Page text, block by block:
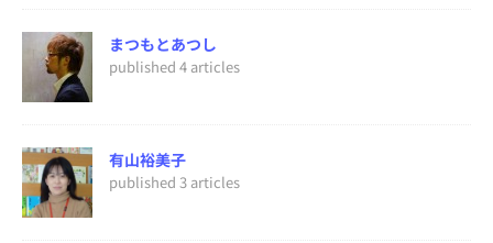
まつもとあつし
published 4 articles
有山裕美子
published 3 articles